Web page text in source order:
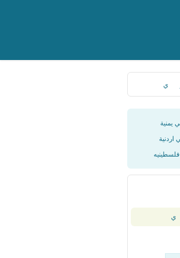
ي
يمنية
اردنية
فلسطينيه
ي